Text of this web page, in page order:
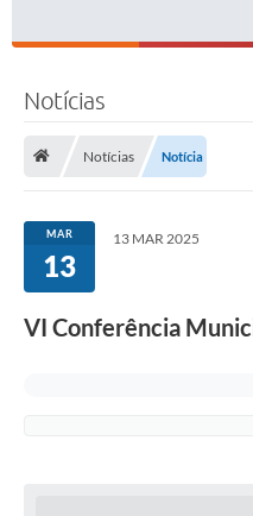
Notícias
Notícias Notícia
MAR
13
13 MAR 2025
VI Conferência